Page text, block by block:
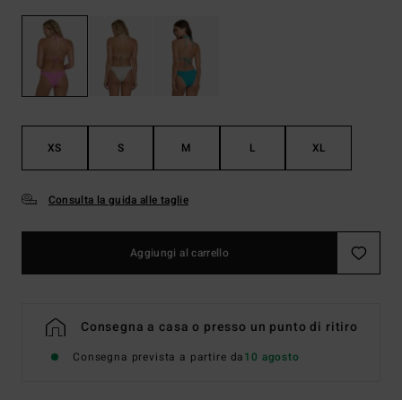
XS S M L XL
Consulta la guida alle taglie
Aggiungi al carrello
Consegna a casa o presso un punto di ritiro
Consegna prevista a partire da10 agosto